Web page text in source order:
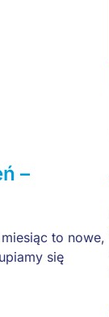
–
to nowe,
się